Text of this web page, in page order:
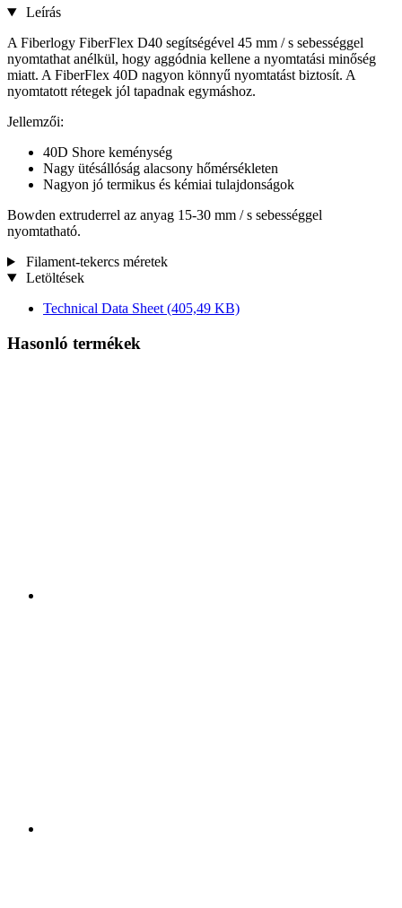
Leírás
A Fiberlogy FiberFlex D40 segítségével 45 mm / s sebességgel
nyomtathat anélkül, hogy aggódnia kellene a nyomtatási minőség
miatt. A FiberFlex 40D nagyon könnyű nyomtatást biztosít. A
nyomtatott rétegek jól tapadnak egymáshoz.
Jellemzői:
40D Shore keménység
Nagy ütésállóság alacsony hőmérsékleten
Nagyon jó termikus és kémiai tulajdonságok
Bowden extruderrel az anyag 15-30 mm / s sebességgel
nyomtatható.
Filament-tekercs méretek
Letöltések
Technical Data Sheet (405,49 KB)
Hasonló termékek